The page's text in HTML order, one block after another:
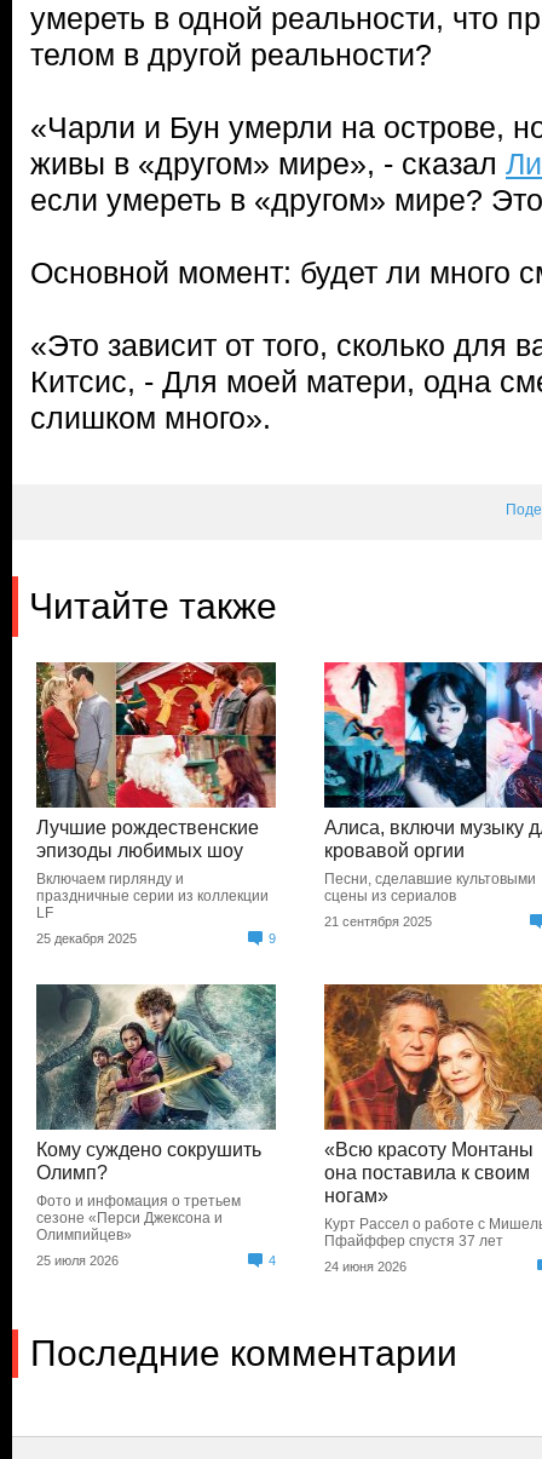
умереть в одной реальности, что
телом в другой реальности?
«Чарли и Бун умерли на острове,
живы в «другом» мире», - сказал
если умереть в «другом» мире?
Основной момент: будет ли много
«Это зависит от того, сколько для
Китсис, - Для моей матери, одна
слишком много».
Читайте также
Лучшие рождественские
эпизоды любимых шоу
Включаем гирлянду и
праздничные серии из коллекции
LF
25 декабря 2025 9
Алиса, включи музыку
кровавой оргии
Песни, сделавшие культовыми
сцены из сериалов
21 сентября 2025
Кому суждено сокрушить
Олимп?
Фото и инфомация о третьем
сезоне «Перси Джексона и
Олимпийцев»
25 июля 2026 4
«Всю красоту Монтаны
она поставила к своим
ногам»
Курт Рассел о работе с
Пфайффер спустя 37 лет
24 июня 2026
Последние комментарии